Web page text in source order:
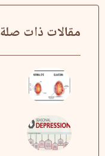
مقالات ذات صلة